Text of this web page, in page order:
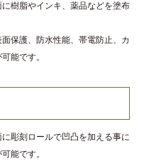
樹脂やインキ、薬品などを塗布
保護、防水性能、帯電防止、カ
能です。
彫刻ロールで凹凸を加える事に
能です。